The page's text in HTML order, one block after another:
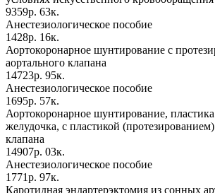
9359р. 63к.
Анестезиологическое пособие
1428р. 16к.
Аортокоронарное шунтирование с
аортального клапана
14723р. 95к.
Анестезиологическое пособие
1695р. 57к.
Аортокоронарное шунтирование,
желудочка, с пластикой
клапана
14907р. 03к.
Анестезиологическое пособие
1771р. 97к.
Каротидная эндартерэктомия из сонных